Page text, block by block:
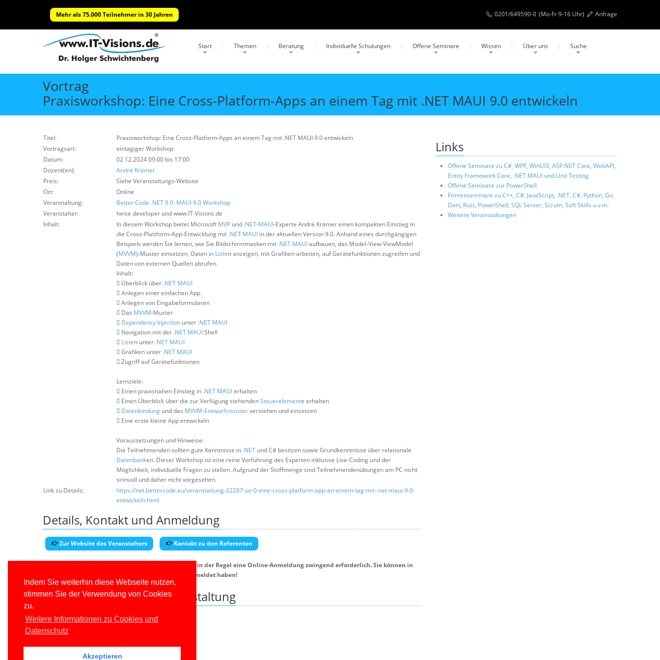
Indem Sie weiterhin diese Webseite nutzen,
stimmen Sie der Verwendung von Cookies
zu.
Weitere Informationen zu Cookies und
Datenschutz
Akzeptieren
Mehr als 75.000 Teilnehmer in 30 Jahren 0201/649590-0 (Mo-Fr 9-16 Uhr) Anfrage
Start Themen Beratung Individuelle Schulungen Offene Seminare Wissen Über uns Suche
Vortrag
Praxisworkshop: Eine Cross-Platform-Apps an einem Tag mit .NET MAUI 9.0 entwickeln
Titel:
Praxisworkshop: Eine Cross-Platform-Apps an einem Tag mit .NET MAUI 9.0 entwickeln
Vortragsart:
eintägiger Workshop
Datum:
02.12.2024 09:00 bis 17:00
Dozent(en):
André Krämer
Preis:
Siehe Veranstaltungs-Website
Ort:
Online
Veranstaltung:
Better Code .NET 9.0: MAUI 9.0 Workshop
Veranstalter:
heise developer und www.IT-Visions.de
Inhalt:
In diesem Workshop bietet Microsoft MVP und .NET-MAUI-Experte André Krämer einen kompakten Einstieg in
die Cross-Plattform-App-Entwicklung mit .NET MAUI in der aktuellen Version 9.0. Anhand eines durchgängigen
Beispiels werden Sie lernen, wie Sie Bildschirmmasken mit .NET MAUIaufbauen, das Model-View-ViewModel
(MVVM)-Muster einsetzen, Daten in Listen anzeigen, mit Grafiken arbeiten, auf Gerätefunktionen zugreifen und
Daten von externen Quellen abrufen.
Inhalt:
 Überblick über .NET MAUI
 Anlegen einer einfachen App
 Anlegen von Eingabeformularen
 Das MVVM-Muster
 Dependency Injection unter .NET MAUI
 Navigation mit der .NET MAUIShell
 Listen unter .NET MAUI
 Grafiken unter .NET MAUI
 Zugriff auf Gerätefunktionen
Lernziele:
 Einen praxisnahen Einstieg in .NET MAUIerhalten
 Einen Überblick über die zur Verfügung stehendenSteuerelemente erhalten
 Datenbindung und das MVVM-Entwurfsmusterverstehen und einsetzen
 Eine erste kleine App entwickeln
Voraussetzungen und Hinweise:
Die Teilnehmenden sollten gute Kenntnisse in .NET und C# besitzen sowie Grundkenntnisse über relationale
Datenbanken. Dieser Workshop ist eine reine Vorführung des Experten inklusive Live-Coding und der
Möglichkeit, individuelle Fragen zu stellen. Aufgrund der Stoffmenge sind Teilnehmendenübungen am PC nicht
sinnvoll und daher nicht vorgesehen.
Link zu Details:
https://net.bettercode.eu/veranstaltung-22287-se-0-eine-cross-platform-app-an-einem-tag-mit-.net-maui-9.0-
entwickeln.html
Details, Kontakt und Anmeldung
Zur Website des Veranstalters Kontakt zu den Referenten
WICHTIG: Auch bei kostenfreien Veranstaltungen ist in der Regel eine Online-Anmeldung zwingend erforderlich. Sie können in
der Regel nicht teilnehmen, falls Sie sich nicht angemeldet haben!
Downloads zu dieser Veranstaltung
Leider keine Dateien vorhanden.
Links
Offene Seminare zu C#, WPF, WinUI3, ASP.NET Core, WebAPI,
Entity Framework Core, .NET MAUI und Unit Testing
Offene Seminare zur PowerShell
Firmenseminare zu C++, C#, JavaScript, .NET, C#, Python, Go,
Dart, Rust, PowerShell, SQL Server, Scrum, Soft Skills u.v.m.
Weitere Veranstaltungen